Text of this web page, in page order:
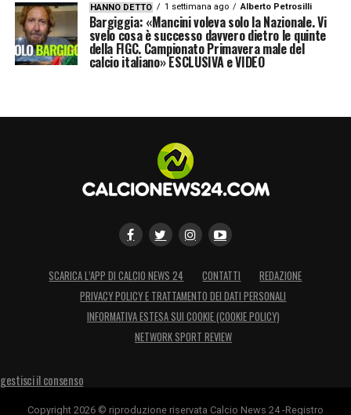
HANNO DETTO 1 settimana ago Alberto Petrosilli
Bargiggia: «Mancini voleva solo la Nazionale. Vi
svelo cosa è successo davvero dietro le quinte
della FIGC. Campionato Primavera male del
calcio italiano» ESCLUSIVA e VIDEO
SCARICA L’APP DI CALCIO NEWS 24 CONTATTI
REDAZIONE
PRIVACY POLICY E TRATTAMENTO DEI DATI PERSONALI
INFORMATIVA ESTESA SUI COOKIE (COOKIE POLICY)
NETWORK SPORT REVIEW
gestisci il consenso
Copyright 2026 © riproduzione riservata Calcio News 24 -Registro